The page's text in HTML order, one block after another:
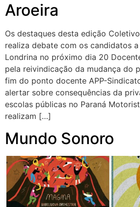
Aroeira
Os destaques desta edição
realiza debate com os candidatos
Londrina no próximo dia 20
pela reivindicação da mudança do
fim do ponto docente APP-
alertar sobre consequências da
escolas públicas no Paraná
realizam […]
Mundo Sonoro